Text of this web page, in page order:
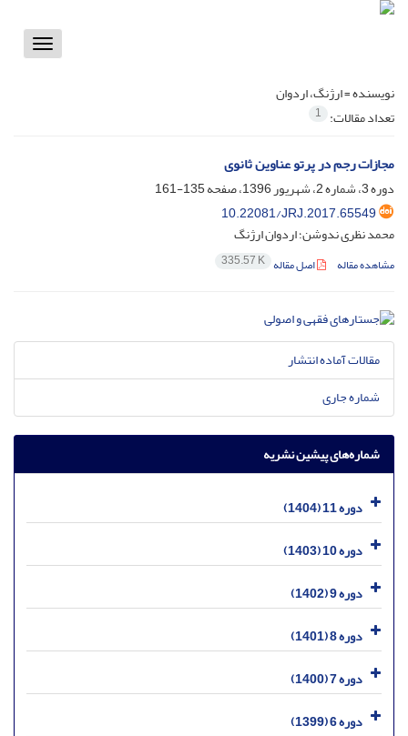
Toggle
نویسنده =ارژنگ، اردوان
تعداد مقالات: 1
مجازات رجم در پرتو عناوین ثانوی
دوره 3، شماره 2، شهریور 1396، صفحه
135-161
10.22081/JRJ.2017.65549
محمد نظری ندوشن؛ اردوان ارژنگ
مشاهده مقاله اصل مقاله 335.57 K
مقالات آماده انتشار
شماره جاری
شماره‌های پیشین نشریه
دوره 11 (1404)
دوره 10 (1403)
دوره 9 (1402)
دوره 8 (1401)
دوره 7 (1400)
دوره 6 (1399)